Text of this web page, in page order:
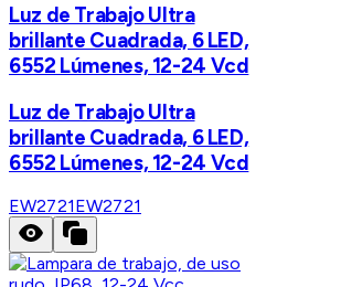
Luz de Trabajo Ultra
brillante Cuadrada, 6 LED,
6552 Lúmenes, 12-24 Vcd
Luz de Trabajo Ultra
brillante Cuadrada, 6 LED,
6552 Lúmenes, 12-24 Vcd
EW2721EW2721